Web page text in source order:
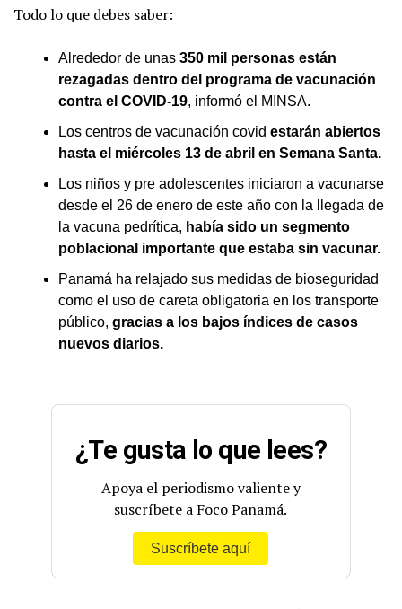
Todo lo que debes saber:
Alrededor de unas 350 mil personas están
rezagadas dentro del programa de vacunación
contra el COVID-19, informó el MINSA.
Los centros de vacunación covid estarán abiertos
hasta el miércoles 13 de abril en Semana Santa.
Los niños y pre adolescentes iniciaron a vacunarse
desde el 26 de enero de este año con la llegada de
la vacuna pedrítica, había sido un segmento
poblacional importante que estaba sin vacunar.
Panamá ha relajado sus medidas de bioseguridad
como el uso de careta obligatoria en los transporte
público, gracias a los bajos índices de casos
nuevos diarios.
¿Te gusta lo que lees?
Apoya el periodismo valiente y
suscríbete a Foco Panamá.
Suscríbete aquí